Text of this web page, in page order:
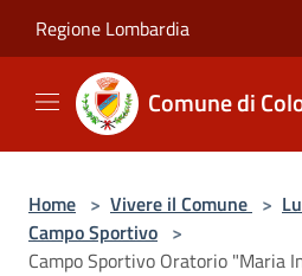
Regione Lombardia
Comune di
Home > Vivere il Comune >
Campo Sportivo >
Campo Sportivo Oratorio "Maria